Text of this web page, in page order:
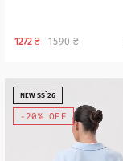
1590 ₴
1272 ₴
-20% OFF
NEW SS`26